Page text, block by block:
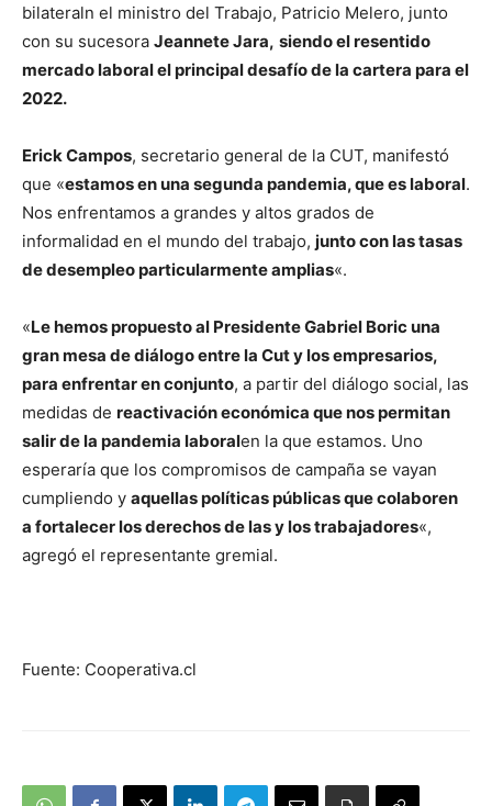
bilateraln el ministro del Trabajo, Patricio Melero, junto
con su sucesora Jeannete Jara, siendo el resentido
mercado laboral el principal desafío de la cartera para el
2022.
Erick Campos, secretario general de la CUT, manifestó
que «estamos en una segunda pandemia, que es laboral.
Nos enfrentamos a grandes y altos grados de
informalidad en el mundo del trabajo, junto con las tasas
de desempleo particularmente amplias«.
«Le hemos propuesto al Presidente Gabriel Boric una
gran mesa de diálogo entre la Cut y los empresarios,
para enfrentar en conjunto, a partir del diálogo social, las
medidas de reactivación económica que nos permitan
salir de la pandemia laboralen la que estamos. Uno
esperaría que los compromisos de campaña se vayan
cumpliendo y aquellas políticas públicas que colaboren
a fortalecer los derechos de las y los trabajadores«,
agregó el representante gremial.
Fuente: Cooperativa.cl